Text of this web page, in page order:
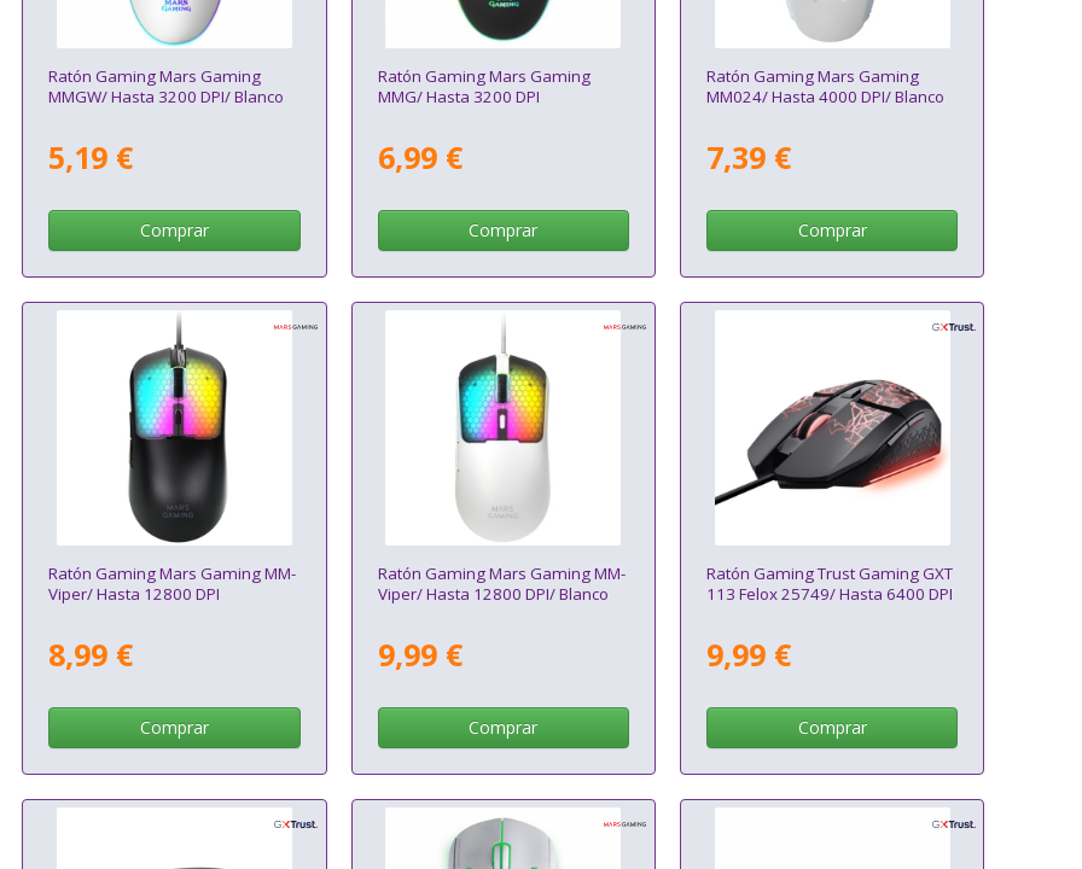
Ratón Gaming Mars Gaming
MMGW/ Hasta 3200 DPI/ Blanco
5,19 €
Comprar
Ratón Gaming Mars Gaming
MMG/ Hasta 3200 DPI
6,99 €
Comprar
Ratón Gaming Mars Gaming
MM024/ Hasta 4000 DPI/ Blanco
7,39 €
Comprar
Ratón Gaming Mars Gaming MM-
Viper/ Hasta 12800 DPI
8,99 €
Comprar
Ratón Gaming Mars Gaming MM-
Viper/ Hasta 12800 DPI/ Blanco
9,99 €
Comprar
Ratón Gaming Trust Gaming GXT
113 Felox 25749/ Hasta 6400 DPI
9,99 €
Comprar